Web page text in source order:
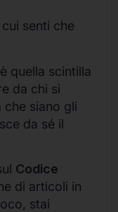
senti che
quella scintilla
da chi si
che siano gli
da sé il
Codice
di articoli in
stai